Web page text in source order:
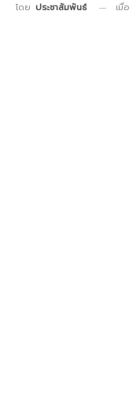
โดย ประชาสัมพันธ์ เมื่อ